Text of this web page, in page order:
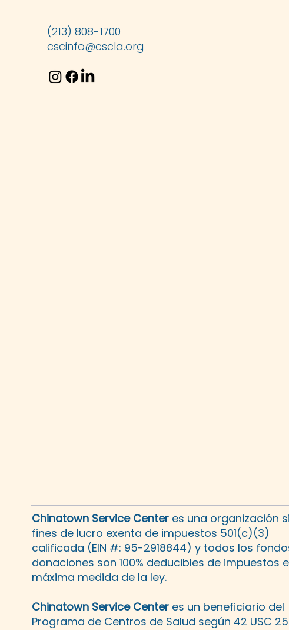
(213) 808-1700
cscinfo@cscla.org
Chinatown Service Center es una organización
fines de lucro exenta de impuestos 501(c)(3)
calificada (EIN #: 95-2918844) y todos los
donaciones son 100% deducibles de impuestos
máxima medida de la ley.
Chinatown Service Center es un beneficiario del
Programa de Centros de Salud según 42 USC